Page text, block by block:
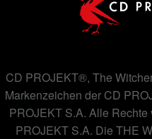
CD PROJEKT®, The
Markenzeichen der CD
PROJEKT S.A. Alle
PROJEKT S.A. Die THE